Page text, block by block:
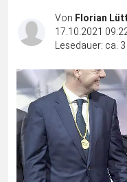
Von Florian
17.10.2021
Lesedauer: ca.